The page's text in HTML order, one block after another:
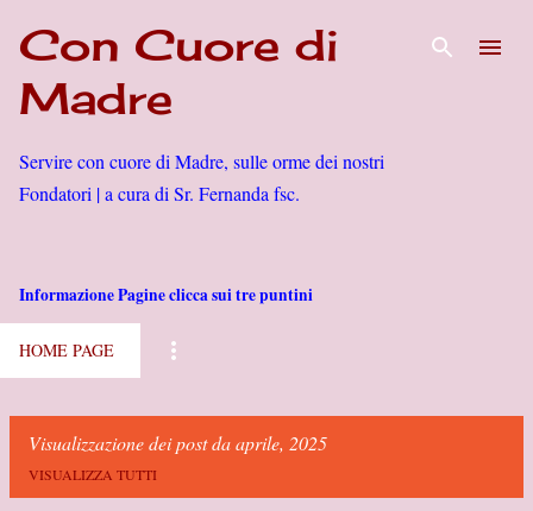
Passa ai contenuti principali
Con Cuore di
Madre
Servire con cuore di Madre, sulle orme dei nostri
Fondatori | a cura di Sr. Fernanda fsc.
Informazione Pagine clicca sui tre puntini
HOME PAGE
Visualizzazione dei post da aprile, 2025
VISUALIZZA TUTTI